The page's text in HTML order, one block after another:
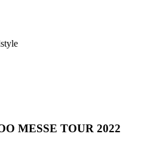
MESSE TOUR 2022